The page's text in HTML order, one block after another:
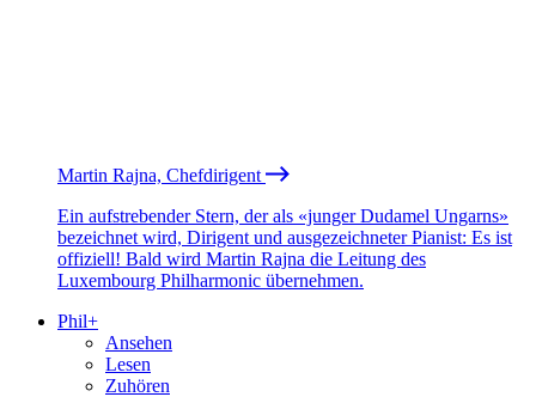
Martin Rajna, Chefdirigent
Ein aufstrebender Stern, der als «junger Dudamel Ungarns»
bezeichnet wird, Dirigent und ausgezeichneter Pianist: Es ist
offiziell! Bald wird Martin Rajna die Leitung des
Luxembourg Philharmonic übernehmen.
Phil+
Ansehen
Lesen
Zuhören